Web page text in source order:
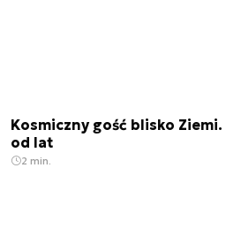
Kosmiczny gość blisko
od lat
2 min.